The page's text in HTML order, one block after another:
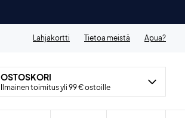
Lahjakortti Tietoa meistä Apua?
OSTOSKORI
Ilmainen toimitus yli 99 € ostoille